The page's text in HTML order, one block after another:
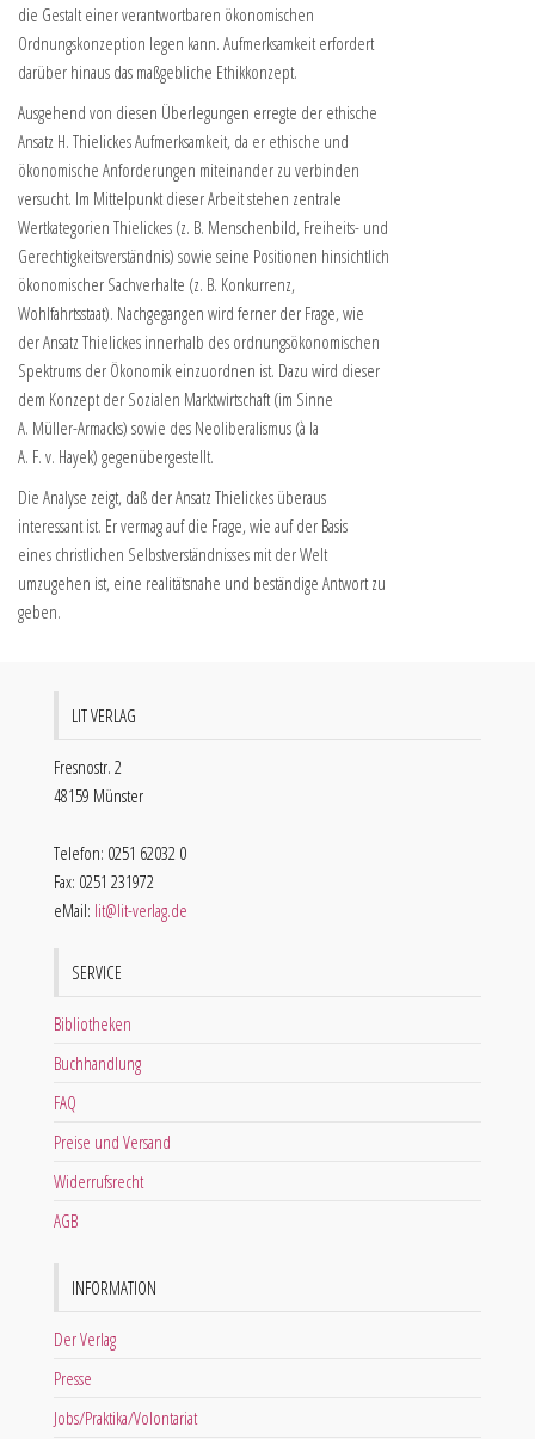
die Gestalt einer verantwortbaren ökonomischen
Ordnungskonzeption legen kann. Aufmerksamkeit erfordert
darüber hinaus das maßgebliche Ethikkonzept.
Ausgehend von diesen Überlegungen erregte der ethische
Ansatz H. Thielickes Aufmerksamkeit, da er ethische und
ökonomische Anforderungen miteinander zu verbinden
versucht. Im Mittelpunkt dieser Arbeit stehen zentrale
Wertkategorien Thielickes (z. B. Menschenbild, Freiheits- und
Gerechtigkeitsverständnis) sowie seine Positionen hinsichtlich
ökonomischer Sachverhalte (z. B. Konkurrenz,
Wohlfahrtsstaat). Nachgegangen wird ferner der Frage, wie
der Ansatz Thielickes innerhalb des ordnungsökonomischen
Spektrums der Ökonomik einzuordnen ist. Dazu wird dieser
dem Konzept der Sozialen Marktwirtschaft (im Sinne
A. Müller-Armacks) sowie des Neoliberalismus (à la
A. F. v. Hayek) gegenübergestellt.
Die Analyse zeigt, daß der Ansatz Thielickes überaus
interessant ist. Er vermag auf die Frage, wie auf der Basis
eines christlichen Selbstverständnisses mit der Welt
umzugehen ist, eine realitätsnahe und beständige Antwort zu
geben.
LIT VERLAG
Fresnostr. 2
48159 Münster
Telefon: 0251 62032 0
Fax: 0251 231972
eMail: lit@lit-verlag.de
SERVICE
Bibliotheken
Buchhandlung
FAQ
Preise und Versand
Widerrufsrecht
AGB
INFORMATION
Der Verlag
Presse
Jobs/Praktika/Volontariat